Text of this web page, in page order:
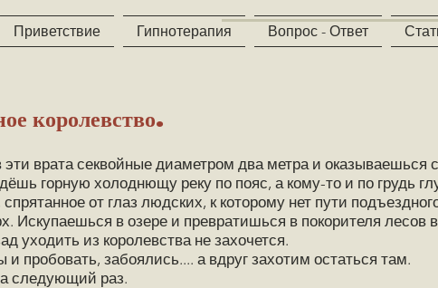
Приветствие Гипнотерапия Вопрос - Ответ
королевство.
врата секвойные диаметром два метра и оказываешься
горную холоднющу реку по пояс, а кому-то и по грудь
от глаз людских, к которому нет пути
Искупаешься в озере и превратишься в покорителя лесов
уходить из королевства не захочется.
пробовать, забоялись.... а вдруг захотим остаться там.
следующий раз.